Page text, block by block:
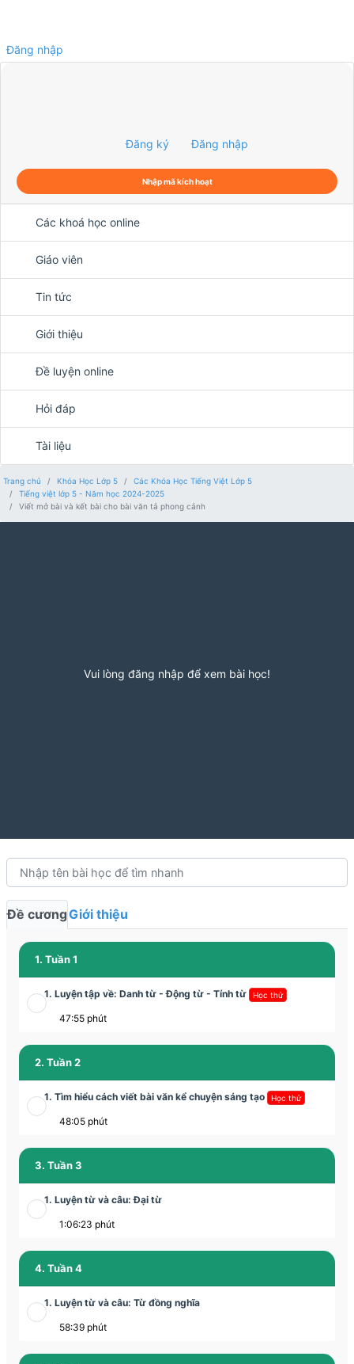
Đăng nhập
Đăng ký Đăng nhập
Nhập mã kích hoạt
Các khoá học online
Giáo viên
Tin tức
Giới thiệu
Đề luyện online
Hỏi đáp
Tài liệu
Trang chủ Khóa Học Lớp 5
Các Khóa Học Tiếng Việt Lớp 5
Tiếng việt lớp 5 - Năm học 2024-2025
Viết mở bài và kết bài cho bài văn tả phong cảnh
Vui lòng đăng nhập để xem bài học!
Đề cươngGiới thiệu
1. Tuần 1
1. Luyện tập về: Danh từ - Động từ - Tính từ Học thử
47:55 phút
2. Tuần 2
1. Tìm hiểu cách viết bài văn kể chuyện sáng tạo Học thử
48:05 phút
3. Tuần 3
1. Luyện từ và câu: Đại từ
1:06:23 phút
4. Tuần 4
1. Luyện từ và câu: Từ đồng nghĩa
58:39 phút